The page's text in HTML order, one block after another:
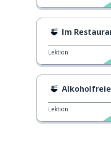
Im
Lektion
Lektion